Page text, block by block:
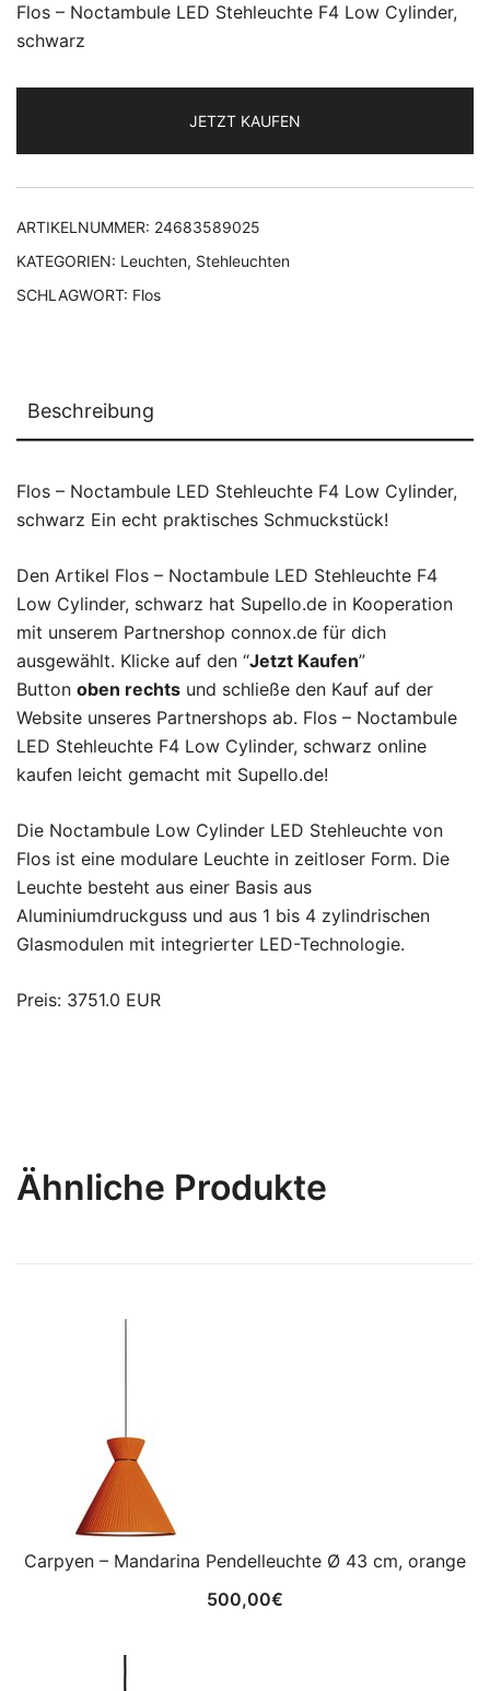
Flos – Noctambule LED Stehleuchte F4 Low Cylinder,
schwarz
JETZT KAUFEN
ARTIKELNUMMER: 24683589025
KATEGORIEN: Leuchten, Stehleuchten
SCHLAGWORT: Flos
Beschreibung
Flos – Noctambule LED Stehleuchte F4 Low Cylinder,
schwarz Ein echt praktisches Schmuckstück!
Den Artikel Flos – Noctambule LED Stehleuchte F4
Low Cylinder, schwarz hat Supello.de in Kooperation
mit unserem Partnershop connox.de für dich
ausgewählt. Klicke auf den “Jetzt Kaufen”
Button oben rechts und schließe den Kauf auf der
Website unseres Partnershops ab. Flos – Noctambule
LED Stehleuchte F4 Low Cylinder, schwarz online
kaufen leicht gemacht mit Supello.de!
Die Noctambule Low Cylinder LED Stehleuchte von
Flos ist eine modulare Leuchte in zeitloser Form. Die
Leuchte besteht aus einer Basis aus
Aluminiumdruckguss und aus 1 bis 4 zylindrischen
Glasmodulen mit integrierter LED-Technologie.
Preis: 3751.0 EUR
Ähnliche Produkte
Carpyen – Mandarina Pendelleuchte Ø 43 cm, orange
500,00€